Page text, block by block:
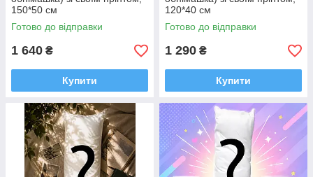
150*50 см
Готово до відправки
1 640 ₴
Купити
120*40 см
Готово до відправки
1 290 ₴
Купити